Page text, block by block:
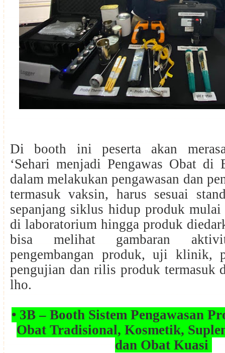
Di booth ini peserta akan
‘Sehari menjadi Pengawas Obat di
dalam melakukan pengawasan dan
termasuk vaksin, harus sesuai
sepanjang siklus hidup produk
di laboratorium hingga produk
bisa melihat gambaran
pengembangan produk, uji klinik,
pengujian dan rilis produk termasuk
lho.
• 3B – Booth Sistem Pengawasan
Obat Tradisional, Kosmetik,
dan Obat Kuasi